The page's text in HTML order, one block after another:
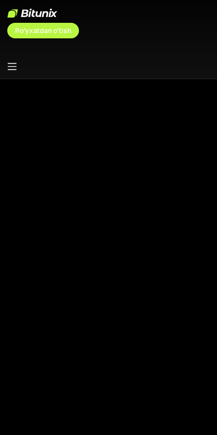
Ro'yxatdan o'tish